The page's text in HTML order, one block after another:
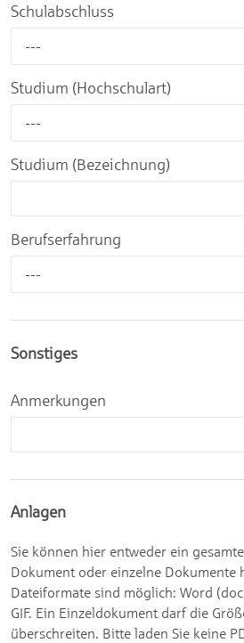
Schulabschluss
---
Studium (Hochschulart)
---
Studium (Bezeichnung)
Berufserfahrung
---
Sonstiges
Anmerkungen
Anlagen
Sie können hier entweder ein
Dokument oder einzelne Dokumente
Dateiformate sind möglich: Word (doc,
GIF. Ein Einzeldokument darf die
überschreiten. Bitte laden Sie keine